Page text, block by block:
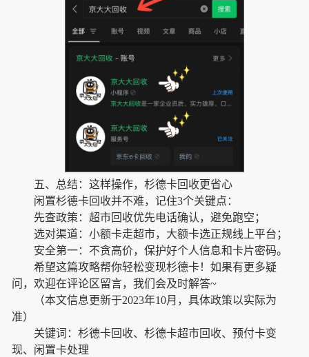
五、总结：这样操作，杉德卡回收更省心
闲置杉德卡回收并不难，记住3个关键点：
先查政策：超市回收优先电话确认，避免跑空；
选对渠道：小额卡走超市，大额卡选正规线上平台；
安全第一：不贪高价，保护好个人信息和卡片密码。
希望这篇攻略帮你轻松变现杉德卡！如果有更多疑
问，欢迎在评论区留言，我们会及时解答~
（本文信息更新于2023年10月，具体政策以实际为
准）
关键词：杉德卡回收、杉德卡超市回收、预付卡变
现、闲置卡处理